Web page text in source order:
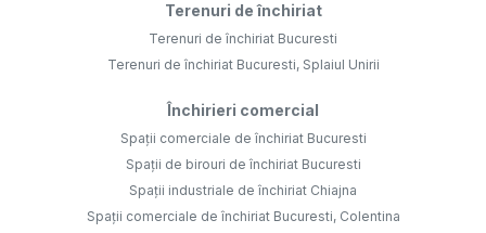
Terenuri de închiriat
Terenuri de închiriat Bucuresti
Terenuri de închiriat Bucuresti, Splaiul Unirii
Închirieri comercial
Spații comerciale de închiriat Bucuresti
Spații de birouri de închiriat Bucuresti
Spații industriale de închiriat Chiajna
Spații comerciale de închiriat Bucuresti, Colentina